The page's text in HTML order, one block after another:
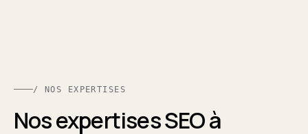
/ NOS EXPERTISES
Nos expertises SEO à